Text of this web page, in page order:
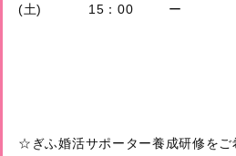
(土)
15：00
ー
☆ぎふ婚活サポーター養成研修をご